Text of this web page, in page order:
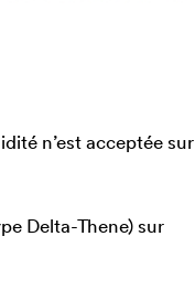
n’est acceptée sur
Delta-Thene) sur